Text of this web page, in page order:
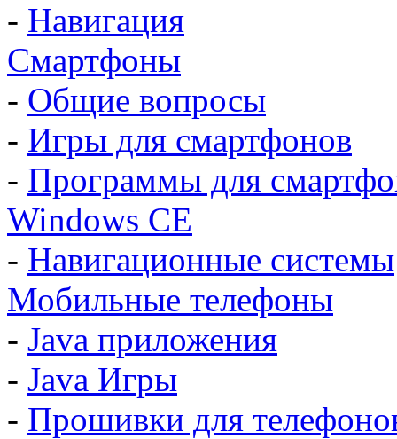
- Навигация
Смартфоны
- Общие вопросы
- Игры для смартфонов
- Программы для
Windows CE
- Навигационные системы
Мобильные телефоны
- Java приложения
- Java Игры
- Прошивки для